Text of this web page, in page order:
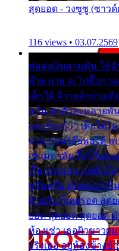
สุดยอด - วงซูซู (ซาว
116 views • 03.07.2569
พ่อส่งเงินสามพัน ให้
บ๊าย บาย จะไปซื้อกาง
เด็กใต้ ลีวายส์อย่างเ
หวั่น ตกตัวละหลายพั
และต้องรู้ว่า เด็กใต้ไ
ยวน กวนโอ๊ยพอได้ เ
เข้ามหาลัย จิ๊กโก๊มอ
เรื่องแน่นอน แต่ฉันไ
พรั่นพรือ มันตอบว่าไม่
ด้วยกัน ก็เลยรอด สุด
ยอด สุดยอด สุดยอด
ห้องเช่า เธอผิวขาวผ
จริงเธอ อยู่ห้องข้างข้